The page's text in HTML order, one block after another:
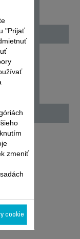
"Prijať
zmeniť
cookie